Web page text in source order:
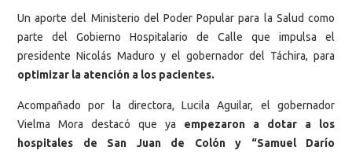
Un aporte del Ministerio del Poder Popular para la Salud como
parte del Gobierno Hospitalario de Calle que impulsa el
presidente Nicolás Maduro y el gobernador del Táchira, para
optimizar la atención a los pacientes.
Acompañado por la directora, Lucila Aguilar, el gobernador
Vielma Mora destacó que ya empezaron a dotar a los
hospitales de San Juan de Colón y “Samuel Darío